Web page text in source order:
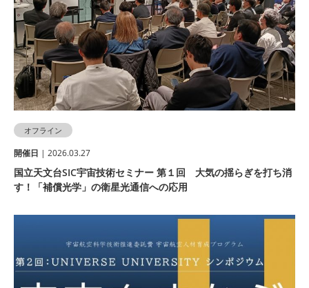
オフライン
開催⽇ | 2026.03.27
国立天文台SIC宇宙技術セミナー 第１回 大気の揺らぎを打ち消
す！「補償光学」の衛星光通信への応用